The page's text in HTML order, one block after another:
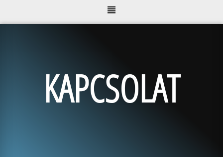
KAPCSOLAT